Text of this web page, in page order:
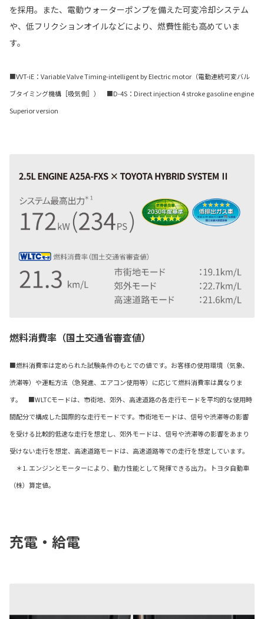
を採用。また、電動ウォーターポンプを備えた可変冷却システム
や、低フリクションオイルなどにより、燃費性能も高めていま
す。
■VVT-iE：Variable Valve Timing-intelligent by Electric motor（電動連続可変バル
ブタイミング機構［吸気側］） ■D-4S：Direct injection 4 stroke gasoline engine
Superior version
燃料消費率（国土交通省審査値）
■燃料消費率は定められた試験条件のもとでの値です。お客様の使用環境（気象、
渋滞等）や運転方法（急発進、エアコン使用等）に応じて燃料消費率は異なりま
す。 ■WLTCモードは、市街地、郊外、高速道路の各走行モードを平均的な使用時
間配分で構成した国際的な走行モードです。市街地モードは、信号や渋滞等の影響
を受ける比較的低速な走行を想定し、郊外モードは、信号や渋滞等の影響をあまり
受けない走行を想定、高速道路モードは、高速道路等での走行を想定しています。
＊1. エンジンとモーターにより、動力性能として発揮できる出力。トヨタ自動車
（株）算定値。
充電・給電